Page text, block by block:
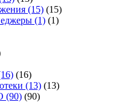
(15) (15)
(1) (1)
(16)
(13) (13)
(90) (90)